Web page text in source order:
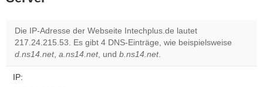
Die IP-Adresse der Webseite Intechplus.de lautet
217.24.215.53. Es gibt 4 DNS-Einträge, wie beispielsweise
d.ns14.net, a.ns14.net, und b.ns14.net.
IP: